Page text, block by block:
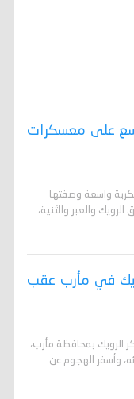
على معسكرات
واسعة وصفتها
والعبر والثنية،
في مأرب عقب
الرويك بمحافظة مأرب،
وأسفر الهجوم عن